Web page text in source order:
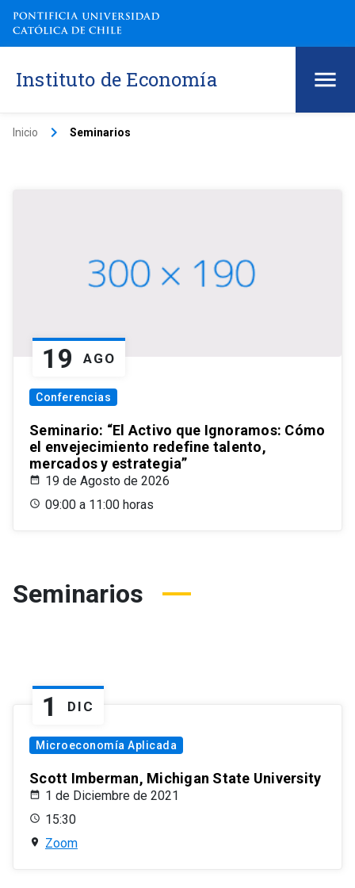
Instituto de Economía
Inicio keyboard_arrow_right Seminarios
19 AGO
Conferencias
Seminario: “El Activo que Ignoramos: Cómo
el envejecimiento redefine talento,
mercados y estrategia”
19 de Agosto de 2026
09:00 a 11:00 horas
Seminarios
1 DIC
Microeconomía Aplicada
Scott Imberman, Michigan State University
1 de Diciembre de 2021
15:30
Zoom